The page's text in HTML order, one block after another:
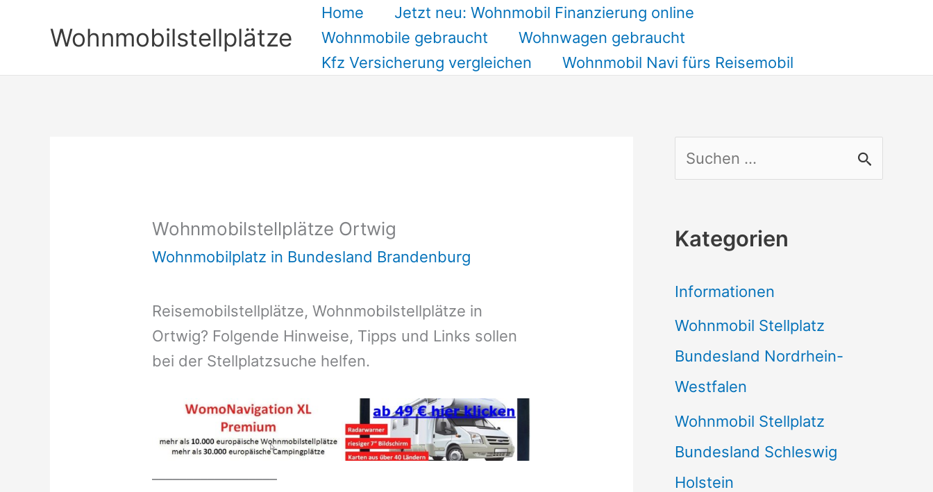
Wohnmobilstellplätze
Home
Jetzt neu: Wohnmobil Finanzierung online
Wohnmobile gebraucht
Wohnwagen gebraucht
Kfz Versicherung vergleichen
Wohnmobil Navi fürs Reisemobil
Wohnmobilstellplätze Ortwig
Wohnmobilplatz in Bundesland Brandenburg
Reisemobilstellplätze, Wohnmobilstellplätze in
Ortwig? Folgende Hinweise, Tipps und Links sollen
bei der Stellplatzsuche helfen.
u
h
n
a
c
h
:
Kategorien
Informationen
Wohnmobil Stellplatz
Bundesland Nordrhein-
Westfalen
Wohnmobil Stellplatz
Bundesland Schleswig
Holstein